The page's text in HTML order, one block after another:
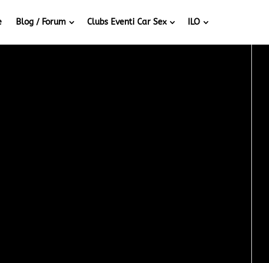
Blog / Forum Clubs Eventi Car Sex ILO